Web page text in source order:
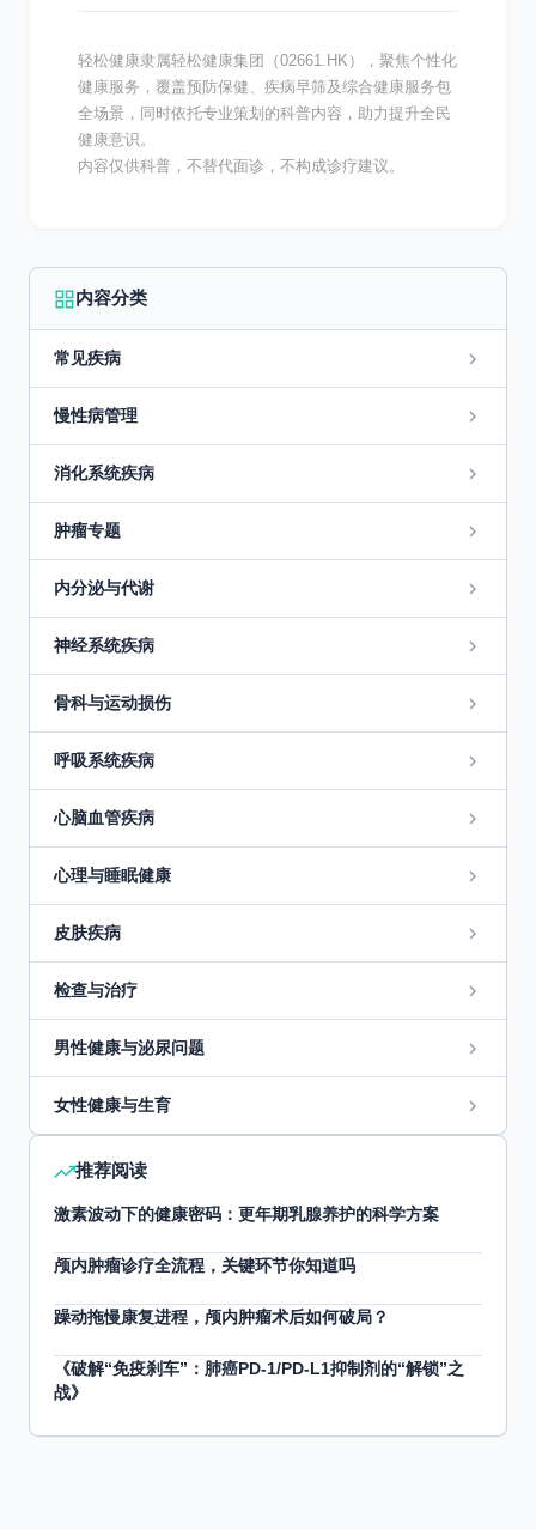
轻松健康隶属轻松健康集团（02661.HK），聚焦个性化
健康服务，覆盖预防保健、疾病早筛及综合健康服务包
全场景，同时依托专业策划的科普内容，助力提升全民
健康意识。
内容仅供科普，不替代面诊，不构成诊疗建议。
内容分类
常见疾病
慢性病管理
消化系统疾病
肿瘤专题
内分泌与代谢
神经系统疾病
骨科与运动损伤
呼吸系统疾病
心脑血管疾病
心理与睡眠健康
皮肤疾病
检查与治疗
男性健康与泌尿问题
女性健康与生育
推荐阅读
激素波动下的健康密码：更年期乳腺养护的科学方案
颅内肿瘤诊疗全流程，关键环节你知道吗
躁动拖慢康复进程，颅内肿瘤术后如何破局？
《破解“免疫刹车”：肺癌PD-1/PD-L1抑制剂的“解锁”之
战》